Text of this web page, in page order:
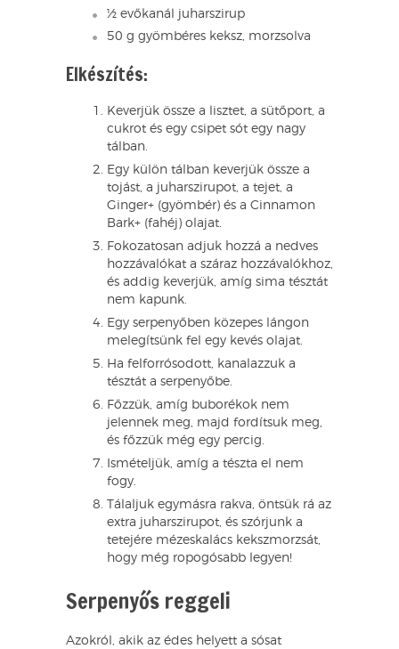
½ evőkanál juharszirup
50 g gyömbéres keksz, morzsolva
Elkészítés:
Keverjük össze a lisztet, a sütőport, a
cukrot és egy csipet sót egy nagy
tálban.
Egy külön tálban keverjük össze a
tojást, a juharszirupot, a tejet, a
Ginger+ (gyömbér) és a Cinnamon
Bark+ (fahéj) olajat.
Fokozatosan adjuk hozzá a nedves
hozzávalókat a száraz hozzávalókhoz,
és addig keverjük, amíg sima tésztát
nem kapunk.
Egy serpenyőben közepes lángon
melegítsünk fel egy kevés olajat.
Ha felforrósodott, kanalazzuk a
tésztát a serpenyőbe.
Főzzük, amíg buborékok nem
jelennek meg, majd fordítsuk meg,
és főzzük még egy percig.
Ismételjük, amíg a tészta el nem
fogy.
Tálaljuk egymásra rakva, öntsük rá az
extra juharszirupot, és szórjunk a
tetejére mézeskalács kekszmorzsát,
hogy még ropogósabb legyen!
Serpenyős reggeli
Azokról, akik az édes helyett a sósat